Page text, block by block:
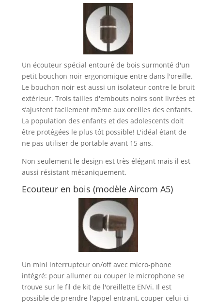
Un écouteur spécial entouré de bois surmonté d'un
petit bouchon noir ergonomique entre dans l'oreille.
Le bouchon noir est aussi un isolateur contre le bruit
extérieur. Trois tailles d'embouts noirs sont livrées et
s’ajustent facilement même aux oreilles des enfants.
La population des enfants et des adolescents doit
être protégées le plus tôt possible! L'idéal étant de
ne pas utiliser de portable avant 15 ans.
Non seulement le design est très élégant mais il est
aussi résistant mécaniquement.
Ecouteur en bois (modèle Aircom A5)
Un mini interrupteur on/off avec micro-phone
intégré: pour allumer ou couper le microphone se
trouve sur le fil de kit de l'oreillette ENVi. Il est
possible de prendre l'appel entrant, couper celui-ci